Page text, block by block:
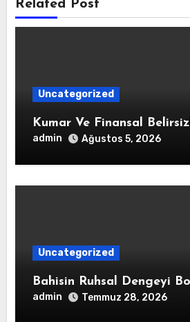
Related Post
Uncategorized
Kumar Ve Finansal
admin Ağustos 5, 2026
Uncategorized
Bahisin Ruhsal Dengeyi
admin Temmuz 28, 2026